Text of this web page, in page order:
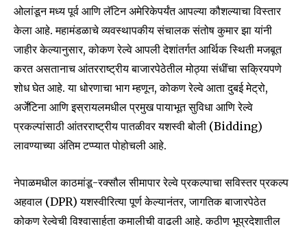
ओलांडून मध्य पूर्व आणि लॅटिन अमेरिकेपर्यंत आपल्या कौशल्याचा विस्तार
केला आहे. महामंडळाचे व्यवस्थापकीय संचालक संतोष कुमार झा यांनी
जाहीर केल्यानुसार, कोकण रेल्वे आपली देशांतर्गत आर्थिक स्थिती मजबूत
करत असतानाच आंतरराष्ट्रीय बाजारपेठेतील मोठ्या संधींचा सक्रियपणे
शोध घेत आहे. या धोरणाचा भाग म्हणून, कोकण रेल्वे आता दुबई मेट्रो,
अर्जेंटिना आणि इस्रायलमधील प्रमुख पायाभूत सुविधा आणि रेल्वे
प्रकल्पांसाठी आंतरराष्ट्रीय पातळीवर यशस्वी बोली (Bidding)
लावण्याच्या अंतिम टप्प्यात पोहोचली आहे.
नेपाळमधील काठमांडू-रक्सौल सीमापार रेल्वे प्रकल्पाचा सविस्तर प्रकल्प
अहवाल (DPR) यशस्वीरित्या पूर्ण केल्यानंतर, जागतिक बाजारपेठेत
कोकण रेल्वेची विश्वासार्हता कमालीची वाढली आहे. कठीण भूप्रदेशातील